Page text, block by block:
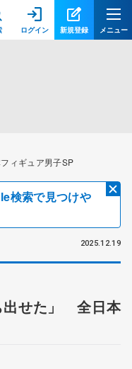
ログイン 新規登録 メニュー
ィギュア男子SP
検索で見つけや
2025.12.19
出せた」 全日本